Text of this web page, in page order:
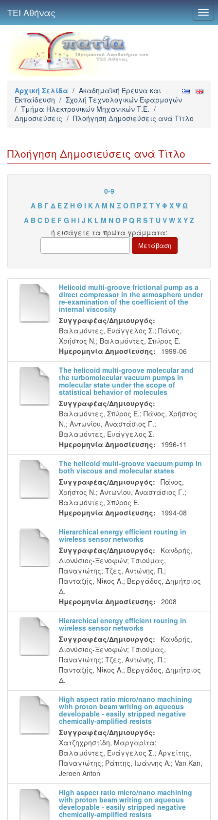
ΤΕΙ Αθήνας
Αρχική Σελίδα / Ακαδημαϊκή Έρευνα και
Εκπαίδευση / Σχολή Τεχνολογικών Εφαρμογών
/ Τμήμα Ηλεκτρονικών Μηχανικών Τ.Ε. /
Δημοσιεύσεις / Πλοήγηση Δημοσιεύσεις ανά Τίτλο
Πλοήγηση Δημοσιεύσεις ανά Τίτλο
0-9
Α Β Γ Δ Ε Ζ Η Θ Ι Κ Λ Μ Ν Ξ Ο Π Ρ Σ Τ Υ Φ Χ Ψ Ω
A B C D E F G H I J K L M N O P Q R S T U V W X Y Z
ή εισάγετε τα πρώτα γράμματα:
Helicoid multi-groove frictional pump as a
direct compressor in the atmosphere under
re-examination of the coefficient of the
internal viscosity
Συγγραφέας/Δημιουργός:
Βαλαμόντες, Ευάγγελος Σ.; Πάνος,
Χρήστος Ν.; Βαλαμόντες, Σπύρος Ε.
Ημερομηνία Δημοσίευσης:
1999-06
The helicoid multi-groove molecular and
the turbomolecular vacuum pumps in
molecular state under the scope of
statistical behavior of molecules
Συγγραφέας/Δημιουργός:
Βαλαμόντες, Σπύρος Ε.; Πάνος, Χρήστος
Ν.; Αντωνίου, Αναστάσιος Γ.;
Βαλαμόντες, Ευάγγελος Σ.
Ημερομηνία Δημοσίευσης:
1996-11
The helicoid multi-groove vacuum pump in
both viscous and molecular states
Συγγραφέας/Δημιουργός: Πάνος,
Χρήστος Ν.; Αντωνίου, Αναστάσιος Γ.;
Βαλαμόντες, Σπύρος Ε.
Ημερομηνία Δημοσίευσης:
1994-08
Hierarchical energy efficient routing in
wireless sensor networks
Συγγραφέας/Δημιουργός:
Κανδρής,
Διονύσιος-Ξενοφών; Τσιούμας,
Παναγιώτης; Τζες, Αντώνης, Π.;
Πανταζής, Νίκος Α.; Βεργάδος, Δημήτριος
Δ.
Ημερομηνία Δημοσίευσης: 2008
Hierarchical energy efficient routing in
wireless sensor networks
Συγγραφέας/Δημιουργός:
Κανδρής,
Διονύσιος-Ξενοφών; Τσιούμας,
Παναγιώτης; Τζες, Αντώνης, Π.;
Πανταζής, Νίκος Α.; Βεργάδος, Δημήτριος
Δ.
High aspect ratio micro/nano machining
with proton beam writing on aqueous
developable - easily stripped negative
chemically-amplified resists
Συγγραφέας/Δημιουργός:
Χατζηχρηστίδη, Μαργαρίτα;
Βαλαμόντες, Ευάγγελος Σ.; Αργείτης,
Παναγιώτης; Ράπτης, Ιωάννης Α.; Van Kan,
Jeroen Anton
High aspect ratio micro/nano machining
with proton beam writing on aqueous
developable - easily stripped negative
chemically-amplified resists